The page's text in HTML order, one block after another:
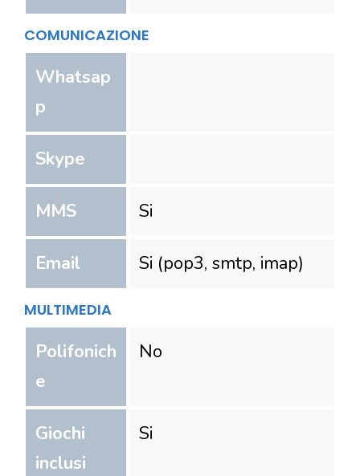
COMUNICAZIONE
Whatsap
p
Skype
MMS Si
Email Si (pop3, smtp, imap)
MULTIMEDIA
Polifonich
e
No
Giochi
inclusi
Si